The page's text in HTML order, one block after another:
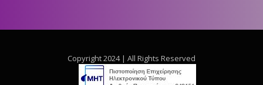
Copyright 2024 | All Rights Reserved